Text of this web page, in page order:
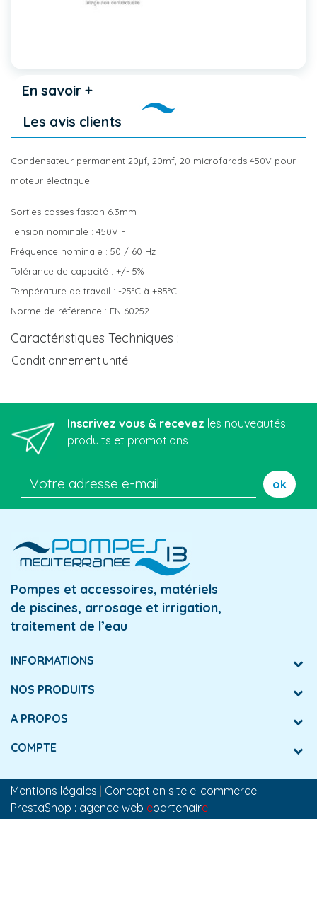
En savoir +
Les avis clients
Condensateur permanent 20µf, 20mf, 20 microfarads 450V pour
moteur électrique
Sorties cosses faston 6.3mm
Tension nominale : 450V F
Fréquence nominale : 50 / 60 Hz
Tolérance de capacité : +/- 5%
Température de travail : -25°C à +85°C
Norme de référence : EN 60252
Caractéristiques Techniques :
Conditionnement unité
Inscrivez vous & recevez les nouveautés
produits et promotions
ok
Pompes et accessoires, matériels
de piscines, arrosage et irrigation,
traitement de l’eau
INFORMATIONS
NOS PRODUITS
A PROPOS
COMPTE
Mentions légales
Conception site e-commerce
PrestaShop : agence web epartenaire